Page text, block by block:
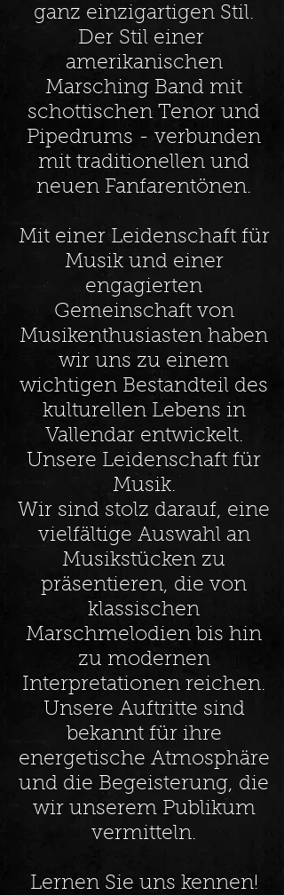
ganz einzigartigen Stil.
Der Stil einer
amerikanischen
Marsching Band mit
schottischen Tenor und
Pipedrums - verbunden
mit traditionellen und
neuen Fanfarentönen.
Mit einer Leidenschaft für
Musik und einer
engagierten
Gemeinschaft von
Musikenthusiasten haben
wir uns zu einem
wichtigen Bestandteil des
kulturellen Lebens in
Vallendar entwickelt.
Unsere Leidenschaft für
Musik.
Wir sind stolz darauf, eine
vielfältige Auswahl an
Musikstücken zu
präsentieren, die von
klassischen
Marschmelodien bis hin
zu modernen
Interpretationen reichen.
Unsere Auftritte sind
bekannt für ihre
energetische Atmosphäre
und die Begeisterung, die
wir unserem Publikum
vermitteln.
Lernen Sie uns kennen!